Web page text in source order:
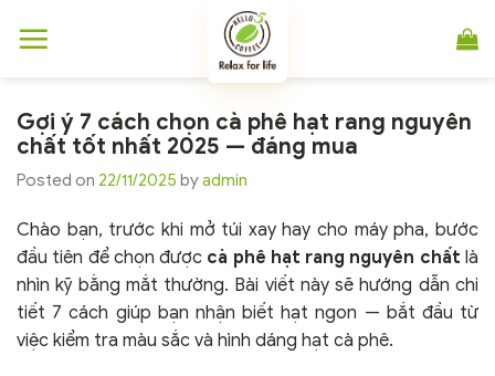
đến
Gợi ý 7 cách chọn cà phê hạt rang nguyên
chất tốt nhất 2025 — đáng mua
Posted on 22/11/2025 byadmin
Chào bạn, trước khi mở túi xay hay cho máy pha, bước
đầu tiên để chọn được cà phê hạt rang nguyên chất là
nhìn kỹ bằng mắt thường. Bài viết này sẽ hướng dẫn chi
tiết 7 cách giúp bạn nhận biết hạt ngon — bắt đầu từ
việc kiểm tra màu sắc và hình dáng hạt cà phê.